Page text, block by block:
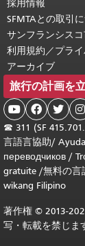
採用情報
SFMTAとの取引
サンフランシス
利用規約／プラ
アーカイブ
旅行の計画を
   
☎ 311 (SF
言語言協助/
переводчиков /
gratuite /無料の言
wikang Filipino
著作権 © 2013-
写・転載を禁じま